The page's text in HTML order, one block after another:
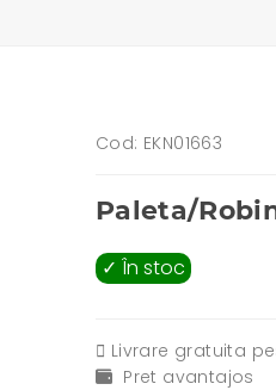
Cod: EKN01663
Paleta/
✓ În stoc
Livrare gratuita
Pret avantajos